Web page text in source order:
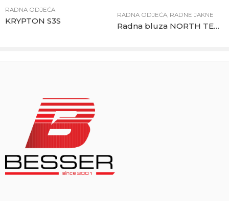
RADNA ODJEĆA
KRYPTON S3S
RADNA ODJEĆA, RADNE JAKNE
Radna bluza NORTH TECH tamno siva